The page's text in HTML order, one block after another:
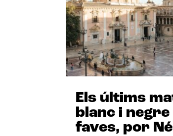
Els últims
blanc i negre
faves, por